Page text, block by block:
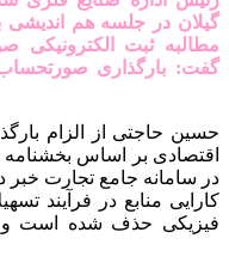
گیلان در جلسه هم اندیشی
مطالبه ثبت
گفت: بارگذاری صورتحساب
حسین حاجتی از الزام
اقتصادی بر اساس
در سامانه جامع تجارت
کارایی منابع در فرآیند
فیزیکی حذف شده است و